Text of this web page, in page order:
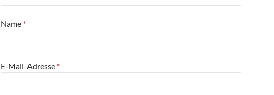
Name *
E-Mail-Adresse *